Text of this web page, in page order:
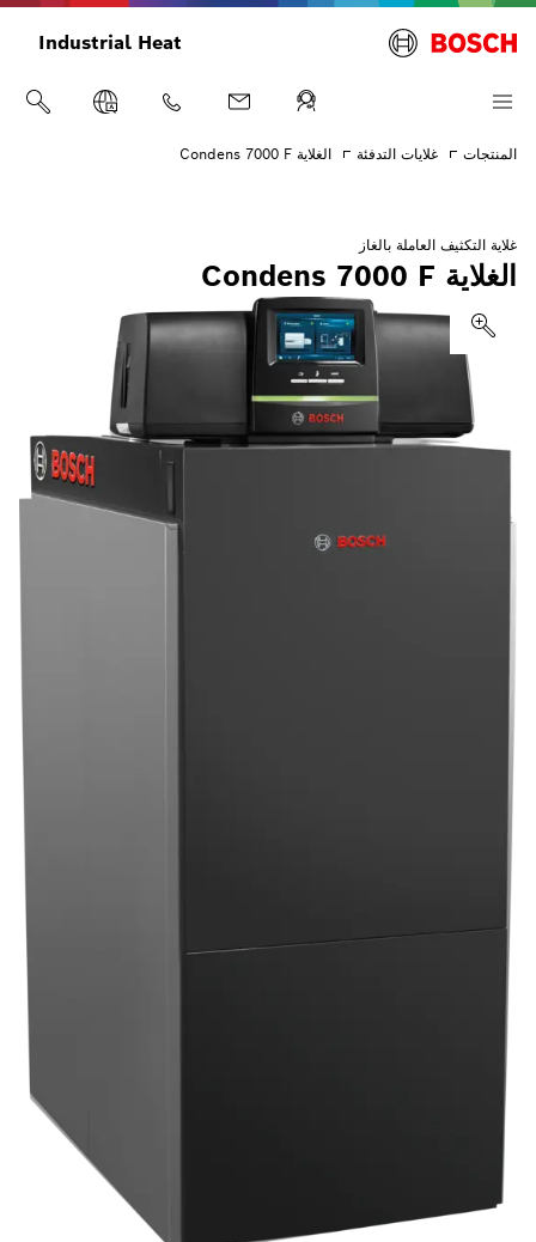
Industrial Heat
المنتجات غلايات التدفئة الغلاية Condens 7000 F
غلاية التكثيف العاملة بالغاز
الغلاية Condens 7000 F